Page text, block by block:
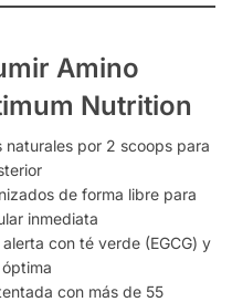
Amino
Nutrition
naturales por 2 scoops para
de forma libre para
inmediata
con té verde (EGCG) y
con más de 55